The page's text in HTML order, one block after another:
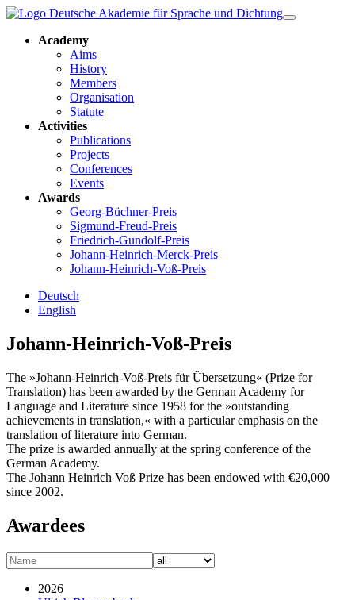
Academy
Aims
History
Members
Organisation
Statute
Activities
Publications
Projects
Conferences
Events
Awards
Georg-Büchner-Preis
Sigmund-Freud-Preis
Friedrich-Gundolf-Preis
Johann-Heinrich-Merck-Preis
Johann-Heinrich-Voß-Preis
Deutsch
English
Johann-Heinrich-Voß-Preis
The »Johann-Heinrich-Voß-Preis für Übersetzung« (Prize for
Translation) has been awarded by the German Academy for
Language and Literature since 1958 for the »outstanding
achievements in translation,« with a particular emphasis on the
translation of literature into German.
The prize is awarded annually at the spring conference of the
German Academy.
The Johann Heinrich Voß Prize has been endowed with €20,000
since 2002.
Awardees
2026